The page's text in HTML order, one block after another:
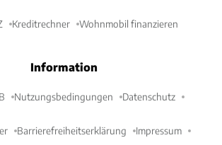
Kreditrechner Wohnmobil finanzieren
Information
Nutzungsbedingungen Datenschutz
Barrierefreiheitserklärung Impressum